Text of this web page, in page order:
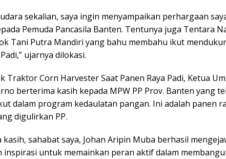
sekalian, saya ingin menyampaikan perhargaan
Pemuda Pancasila Banten. Tentunya juga Tentara
Tani Putra Mandiri yang bahu membahu ikut
ujarnya dilokasi.
Traktor Corn Harvester Saat Panen Raya Padi, Ketua
berterima kasih kepada MPW PP Prov. Banten yang
dalam program kedaulatan pangan. Ini adalah panen
digulirkan PP.
kasih, sahabat saya, Johan Aripin Muba berhasil
inspirasi untuk memainkan peran aktif dalam